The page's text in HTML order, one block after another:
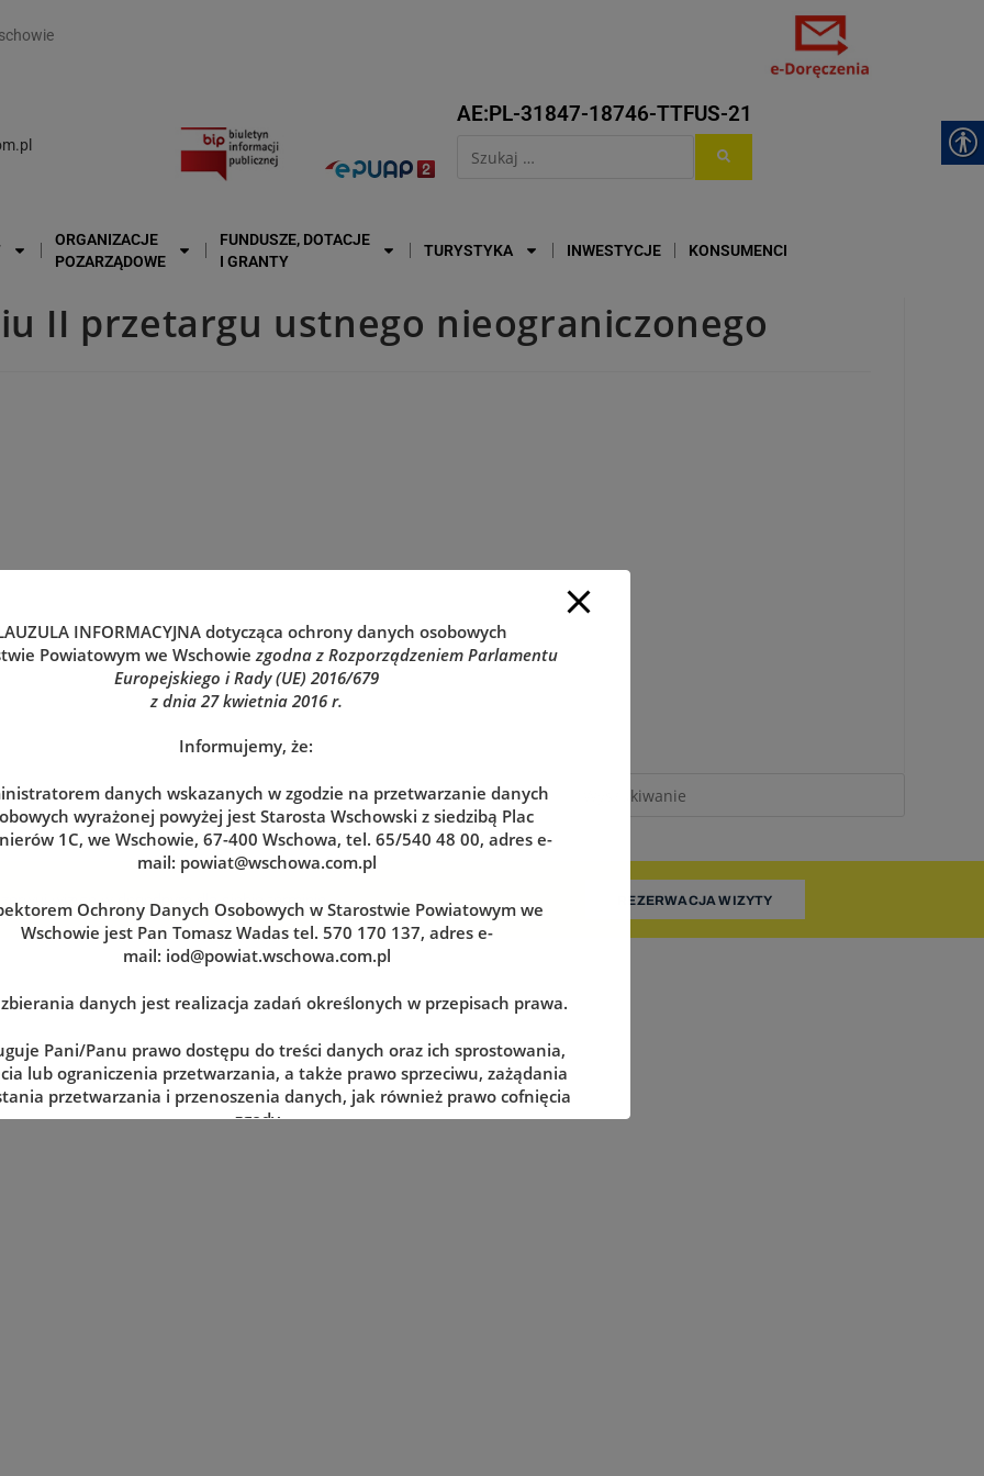
AE:PL-31847-18746-TTFUS-21
ORGANIZACJE
POZARZĄDOWE
FUNDUSZE, DOTACJE
I GRANTY
TURYSTYKA INWESTYCJE KONSUMENCI
II przetargu ustnego nieograniczonego
wizytę w dogodnym dla siebie terminie REZERWACJA WIZYTY
INFORMACYJNAdotycząca ochrony danych osobowych
Powiatowym we Wschowiezgodna z Rozporządzeniem Parlamentu
Europejskiego i Rady (UE) 2016/679
z dnia 27 kwietnia 2016 r.
Informujemy, że:
danych wskazanych w zgodzie na przetwarzanie danych
wyrażonej powyżej jest Starosta Wschowski z siedzibą Plac
1C, we Wschowie, 67-400 Wschowa, tel. 65/540 48 00, adres e-
mail: powiat@wschowa.com.pl
Ochrony Danych Osobowych w Starostwie Powiatowym we
Wschowie jest Pan Tomasz Wadas tel. 570 170 137, adres e-
mail: iod@powiat.wschowa.com.pl
danych jest realizacja zadań określonych w przepisach prawa.
Pani/Panu prawo dostępu do treści danych oraz ich sprostowania,
lub ograniczenia przetwarzania, a także prawo sprzeciwu, zażądania
przetwarzania i przenoszenia danych, jak również prawo cofnięcia
zgody